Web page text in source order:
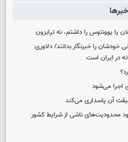
یا یوونتوس را داشتم، نه ترابزون
را خبرنگار بدانند/ دلاوری:
در ایران است
اجرا می‌شود
آن پاسداری می‌کند
محدودیت‌های ناشی از شرایط کشور